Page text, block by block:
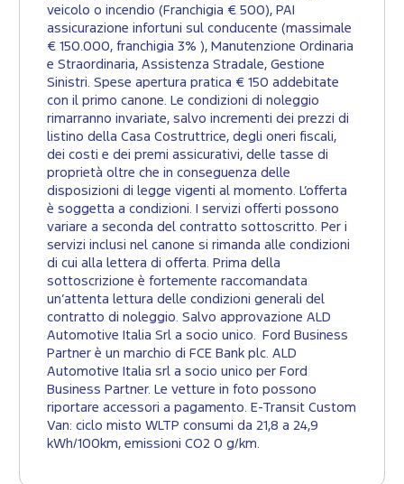
veicolo o incendio (Franchigia € 500), PAI
assicurazione infortuni sul conducente (massimale
€ 150.000, franchigia 3% ), Manutenzione Ordinaria
e Straordinaria, Assistenza Stradale, Gestione
Sinistri. Spese apertura pratica € 150 addebitate
con il primo canone. Le condizioni di noleggio
rimarranno invariate, salvo incrementi dei prezzi di
listino della Casa Costruttrice, degli oneri fiscali,
dei costi e dei premi assicurativi, delle tasse di
proprietà oltre che in conseguenza delle
disposizioni di legge vigenti al momento. L’offerta
è soggetta a condizioni. I servizi offerti possono
variare a seconda del contratto sottoscritto. Per i
servizi inclusi nel canone si rimanda alle condizioni
di cui alla lettera di offerta. Prima della
sottoscrizione è fortemente raccomandata
un’attenta lettura delle condizioni generali del
contratto di noleggio. Salvo approvazione ALD
Automotive Italia Srl a socio unico. Ford Business
Partner è un marchio di FCE Bank plc. ALD
Automotive Italia srl a socio unico per Ford
Business Partner. Le vetture in foto possono
riportare accessori a pagamento. E-Transit Custom
Van: ciclo misto WLTP consumi da 21,8 a 24,9
kWh/100km, emissioni CO2 0 g/km.